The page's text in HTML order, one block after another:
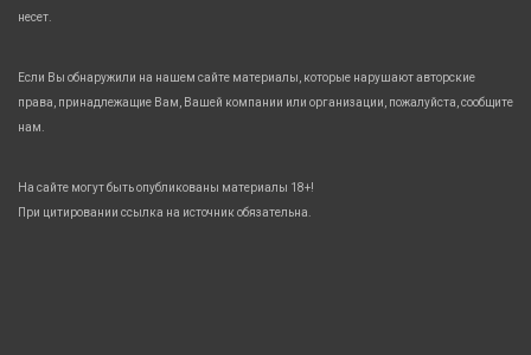
несет.
Если Вы обнаружили на нашем сайте материалы, которые нарушают авторские
права, принадлежащие Вам, Вашей компании или организации, пожалуйста, сообщите
нам.
На сайте могут быть опубликованы материалы 18+!
При цитировании ссылка на источник обязательна.